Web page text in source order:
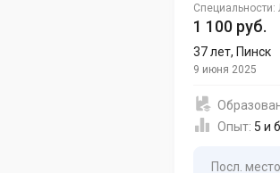
Специальности:
1 100 руб.
37 лет, Пинск
9 июня 2025
Опыт: 5 и
Посл.